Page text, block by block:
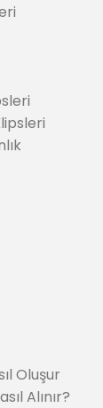
Oluşur
Alınır?